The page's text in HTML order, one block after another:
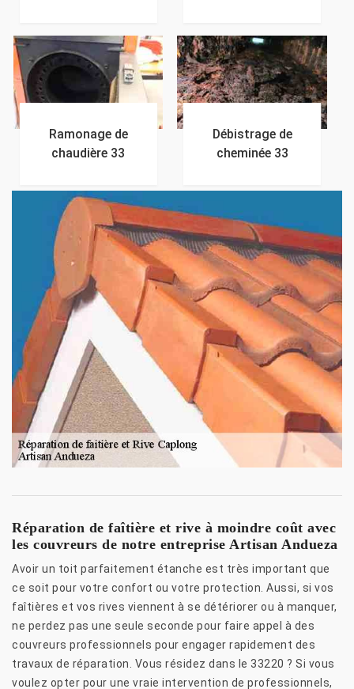
Ramonage de
chaudière 33
Débistrage de
cheminée 33
Réparation de faîtière et rive à moindre coût avec
les couvreurs de notre entreprise Artisan Andueza
Avoir un toit parfaitement étanche est très important que
ce soit pour votre confort ou votre protection. Aussi, si vos
faîtières et vos rives viennent à se détériorer ou à manquer,
ne perdez pas une seule seconde pour faire appel à des
couvreurs professionnels pour engager rapidement des
travaux de réparation. Vous résidez dans le 33220 ? Si vous
voulez opter pour une vraie intervention de professionnels,